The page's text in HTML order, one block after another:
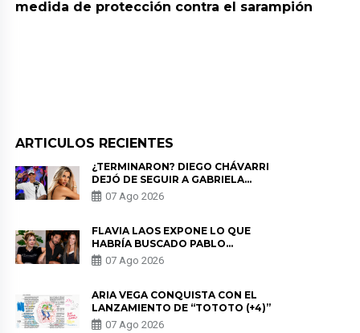
medida de protección contra el sarampión
ARTICULOS RECIENTES
¿TERMINARON? DIEGO CHÁVARRI
DEJÓ DE SEGUIR A GABRIELA
HERRERA Y ANUNCIA SU SALIDA
DE PÓDCAST
07 Ago 2026
FLAVIA LAOS EXPONE LO QUE
HABRÍA BUSCADO PABLO
HEREDIA CON ALE FULLER: “UNA
DE LAS PARTES QUERÍA EL
07 Ago 2026
ARIA VEGA CONQUISTA CON EL
LANZAMIENTO DE “TOTOTO (+4)”
07 Ago 2026